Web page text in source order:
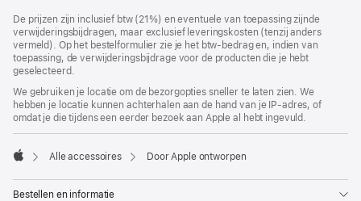
De prijzen zijn inclusief btw (21%) en eventuele van toepassing zijnde
verwijderingsbijdragen, maar exclusief leveringskosten (tenzij anders
vermeld). Op het bestelformulier zie je het btw-bedrag en, indien van
toepassing, de verwijderingsbijdrage voor de producten die je hebt
geselecteerd.
We gebruiken je locatie om de bezorgopties sneller te laten zien. We
hebben je locatie kunnen achterhalen aan de hand van je IP-adres, of
omdat je die tijdens een eerder bezoek aan Apple al hebt ingevuld.
Alle accessoires Door Apple ontworpen
Bestellen en informatie